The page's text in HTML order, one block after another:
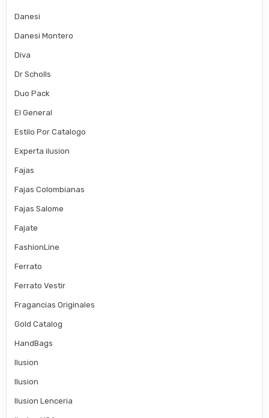
Danesi
Danesi Montero
Diva
Dr Scholls
Duo Pack
El General
Estilo Por Catalogo
Experta ilusion
Fajas
Fajas Colombianas
Fajas Salome
Fajate
FashionLine
Ferrato
Ferrato Vestir
Fragancias Originales
Gold Catalog
HandBags
Ilusion
Ilusion
Ilusion Lenceria